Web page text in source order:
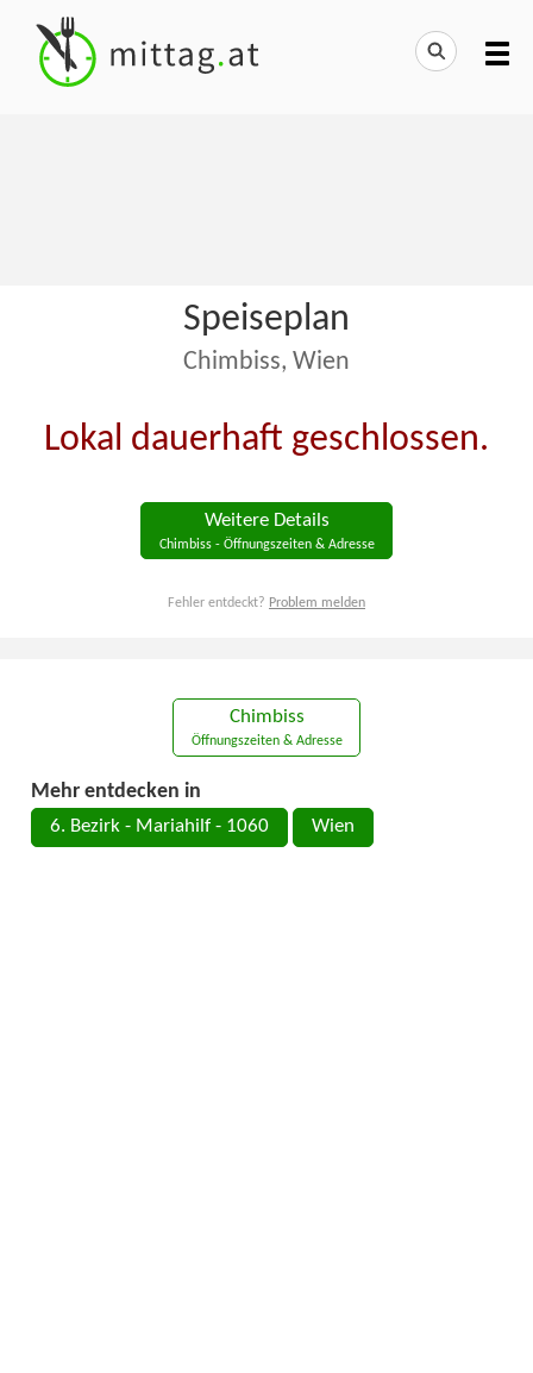
Speiseplan
Chimbiss, Wien
Lokal dauerhaft geschlossen.
Weitere Details
Chimbiss - Öffnungszeiten & Adresse
Fehler entdeckt? Problem melden
Chimbiss
Öffnungszeiten & Adresse
Mehr entdecken in
6. Bezirk - Mariahilf - 1060 Wien